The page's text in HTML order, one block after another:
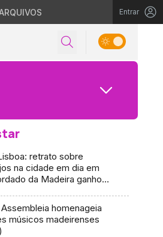
Entrar
retrato sobre
na cidade em dia em
da Madeira ganhou
homenageia
músicos madeirenses